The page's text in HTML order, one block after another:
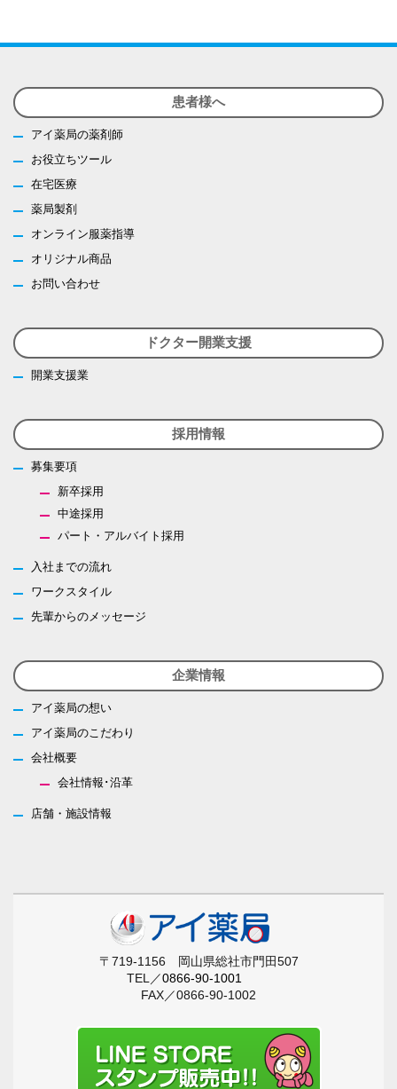
患者様へ
アイ薬局の薬剤師
お役立ちツール
在宅医療
薬局製剤
オンライン服薬指導
オリジナル商品
お問い合わせ
ドクター開業支援
開業支援業
採用情報
募集要項
新卒採用
中途採用
パート・アルバイト採用
入社までの流れ
ワークスタイル
先輩からのメッセージ
企業情報
アイ薬局の想い
アイ薬局のこだわり
会社概要
会社情報･沿革
店舗・施設情報
〒719-1156 岡山県総社市門田507
TEL／0866-90-1001
FAX／0866-90-1002